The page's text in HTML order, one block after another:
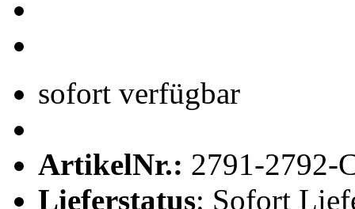
sofort verfügbar
ArtikelNr.: 2791-2792-
Lieferstatus: Sofort